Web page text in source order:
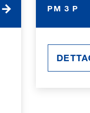
PM 3 P